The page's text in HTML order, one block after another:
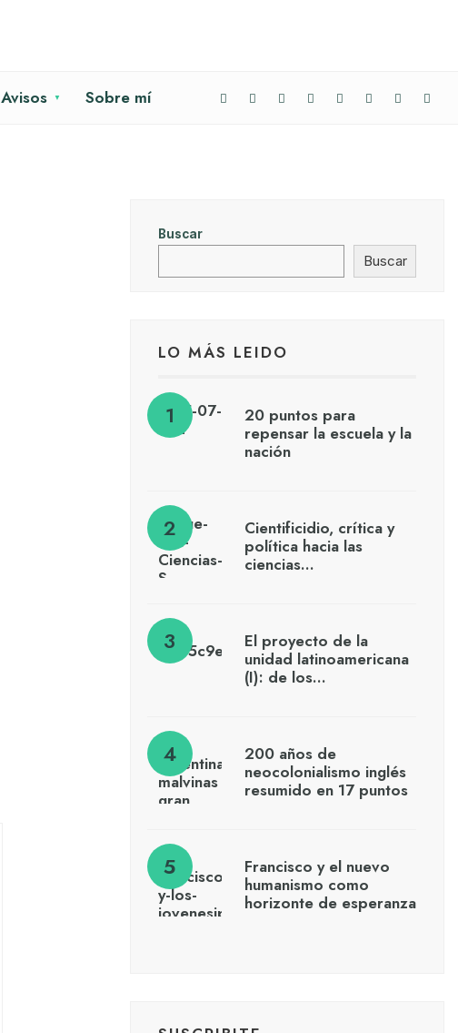
Avisos Sobre mí
Buscar
Buscar
LO MÁS LEIDO
20 puntos para
repensar la escuela y la
nación
Cientificidio, crítica y
política hacia las
ciencias…
El proyecto de la
unidad latinoamericana
(I): de los…
200 años de
neocolonialismo inglés
resumido en 17 puntos
Francisco y el nuevo
humanismo como
horizonte de esperanza